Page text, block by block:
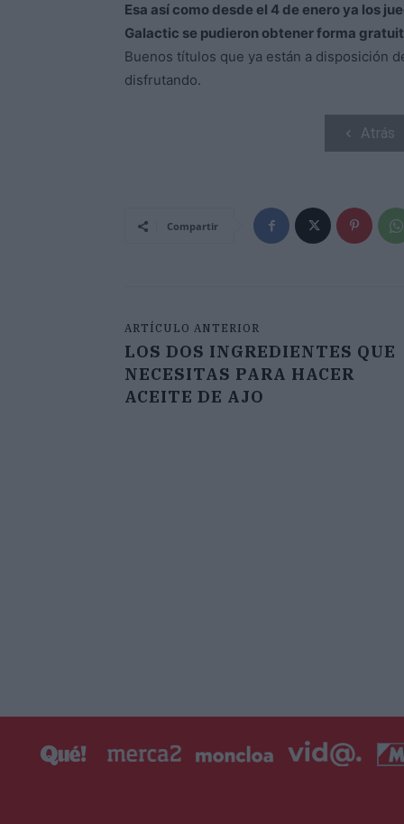
Esa así como desde el 4 de enero ya los
Galactic se pudieron obtener forma
Buenos títulos que ya están a disposición
disfrutando.
Atrás
Compartir
ARTÍCULO ANTERIOR
LOS DOS INGREDIENTES QUE
NECESITAS PARA HACER
ACEITE DE AJO